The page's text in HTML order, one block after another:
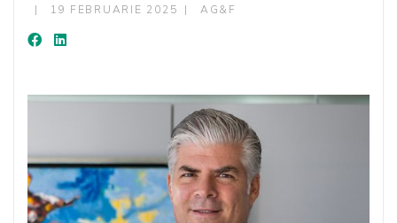
19 FEBRUARIE 2025
AG&F